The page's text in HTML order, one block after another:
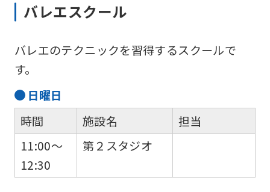
バレエスクール
バレエのテクニックを習得するスクールで
す。
日曜日
時間
11:00～
12:30
施設名
第２スタジオ
担当
into
English.
below
automatic